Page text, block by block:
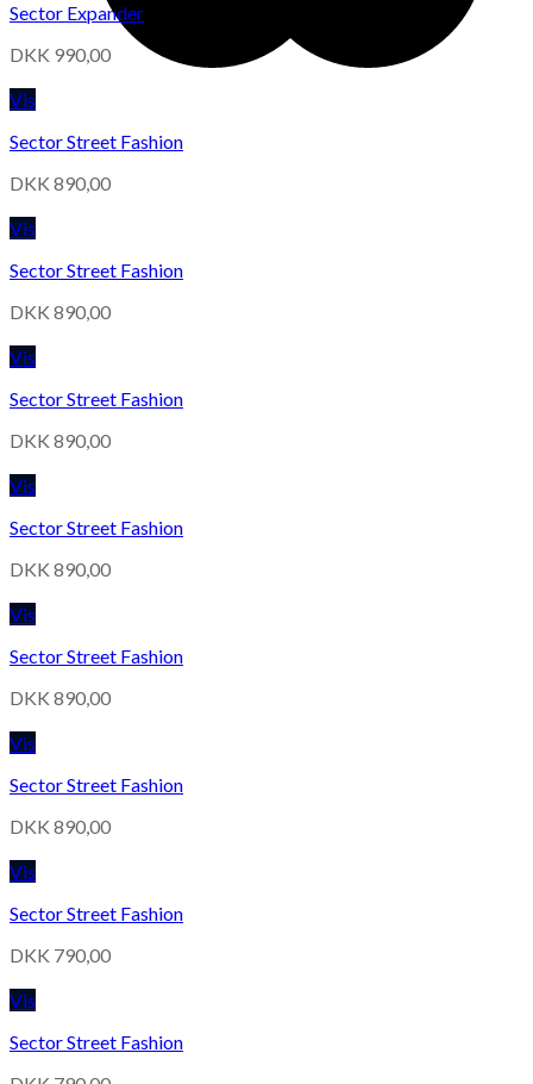
Sector Expander
DKK 990,00
Vis
Sector Street Fashion
DKK 890,00
Vis
Sector Street Fashion
DKK 890,00
Vis
Sector Street Fashion
DKK 890,00
Vis
Sector Street Fashion
DKK 890,00
Vis
Sector Street Fashion
DKK 890,00
Vis
Sector Street Fashion
DKK 890,00
Vis
Sector Street Fashion
DKK 790,00
Vis
Sector Street Fashion